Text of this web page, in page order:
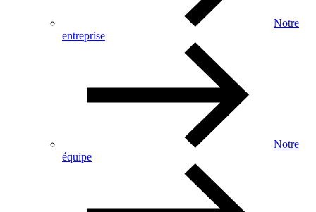
Notre
entreprise
Notre
équipe